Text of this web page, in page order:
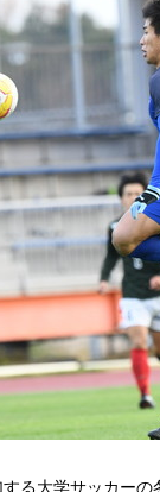
る大学サッカーの